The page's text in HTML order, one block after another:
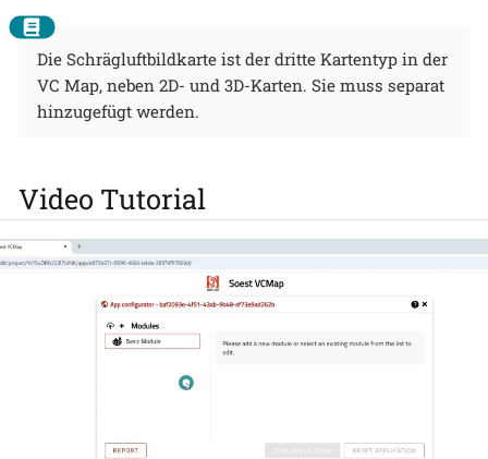
Die Schrägluftbildkarte ist der dritte Kartentyp in der
VC Map, neben 2D- und 3D-Karten. Sie muss separat
hinzugefügt werden.
Video Tutorial